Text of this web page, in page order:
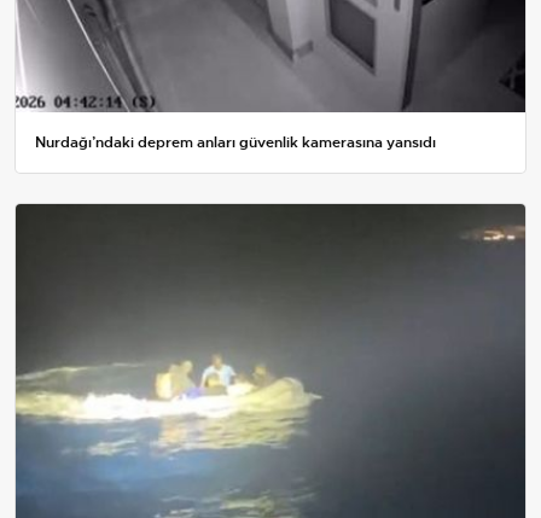
Nurdağı’ndaki deprem anları güvenlik kamerasına yansıdı